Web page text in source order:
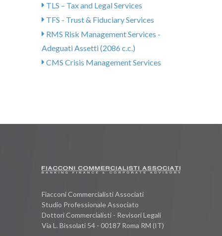
TLS – Tax and Legal Services
TFS - Trust & Fiduciary Services
RMS Risk Management Services -
Adeguati Assetti (2086 c.c.)
CMS Crisis Management Services
Fiacconi Commercialisti Associati
Studio Professionale Associato
Dottori Commercialisti - Revisori Legali
Via L. Bissolati 54 - 00187 Roma RM (IT)